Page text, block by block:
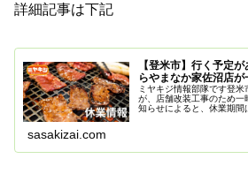
詳細記事は下記
【登米市】行く予定
らやまなか家佐沼店が
ミヤキジ情報部隊です登
が、店舗改装工事のため
知らせによると、休業期間
sasakizai.com